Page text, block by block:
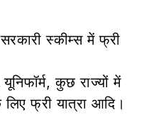
स्कीम्स में फ्री
कुछ राज्यों में
फ्री यात्रा आदि।